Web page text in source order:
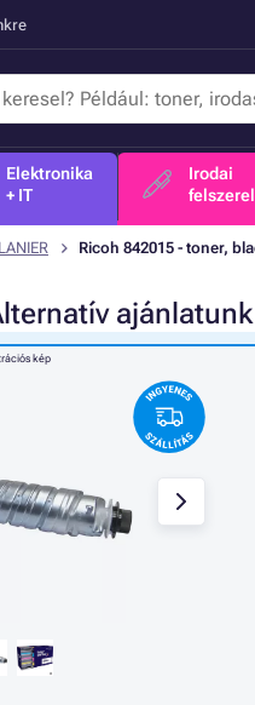
Elektronika
+ IT
Irodai
LANIER Ricoh 842015 - toner,
ajánlatunk
kép